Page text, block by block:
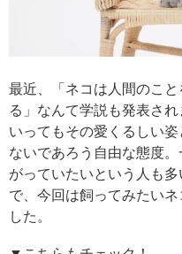
最近、「ネコは人間のこ
る」なんて学説も発表さ
いってもその愛くるしい
ないであろう自由な態度
がっていたいという人も
で、今回は飼ってみたい
した。